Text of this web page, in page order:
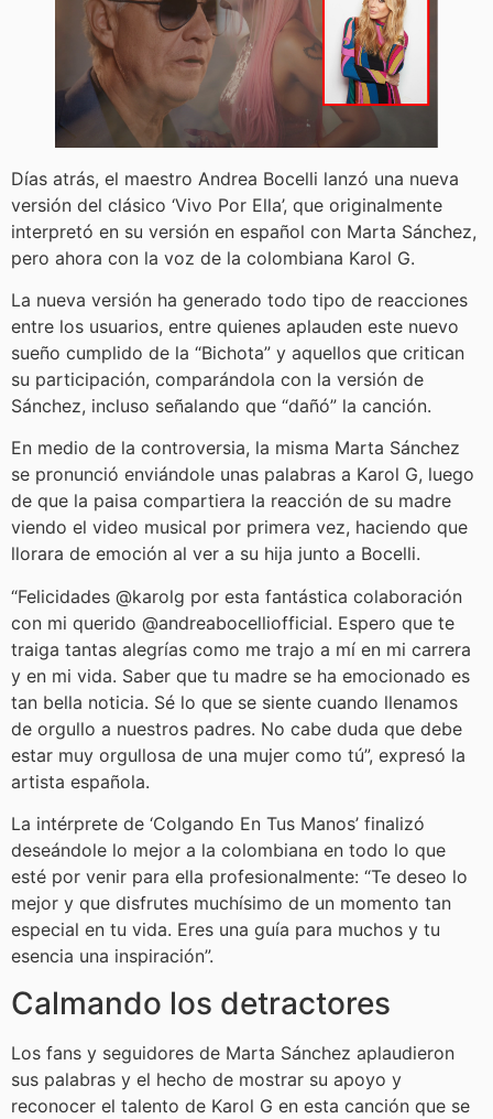
Días atrás, el maestro Andrea Bocelli lanzó una nueva
versión del clásico ‘Vivo Por Ella’, que originalmente
interpretó en su versión en español con Marta Sánchez,
pero ahora con la voz de la colombiana Karol G.
La nueva versión ha generado todo tipo de reacciones
entre los usuarios, entre quienes aplauden este nuevo
sueño cumplido de la “Bichota” y aquellos que critican
su participación, comparándola con la versión de
Sánchez, incluso señalando que “dañó” la canción.
En medio de la controversia, la misma Marta Sánchez
se pronunció enviándole unas palabras a Karol G, luego
de que la paisa compartiera la reacción de su madre
viendo el video musical por primera vez, haciendo que
llorara de emoción al ver a su hija junto a Bocelli.
“Felicidades @karolg por esta fantástica colaboración
con mi querido @andreabocelliofficial. Espero que te
traiga tantas alegrías como me trajo a mí en mi carrera
y en mi vida. Saber que tu madre se ha emocionado es
tan bella noticia. Sé lo que se siente cuando llenamos
de orgullo a nuestros padres. No cabe duda que debe
estar muy orgullosa de una mujer como tú”, expresó la
artista española.
La intérprete de ‘Colgando En Tus Manos’ finalizó
deseándole lo mejor a la colombiana en todo lo que
esté por venir para ella profesionalmente: “Te deseo lo
mejor y que disfrutes muchísimo de un momento tan
especial en tu vida. Eres una guía para muchos y tu
esencia una inspiración”.
Calmando los detractores
Los fans y seguidores de Marta Sánchez aplaudieron
sus palabras y el hecho de mostrar su apoyo y
reconocer el talento de Karol G en esta canción que se